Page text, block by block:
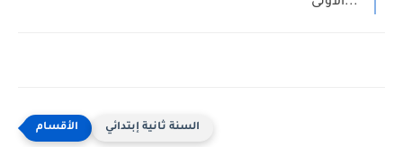
السنة ثانية إبتدائي